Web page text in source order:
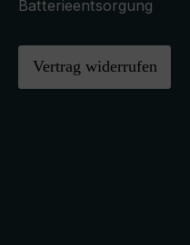
Batterieentsorgung
Vertrag widerrufen